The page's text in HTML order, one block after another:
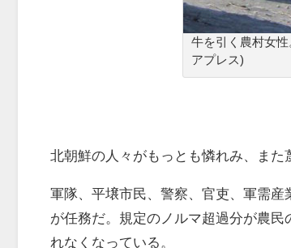
牛を引く農村女
アプレス)
北朝鮮の人々がもっとも憐れみ、また
軍隊、平壌市民、警察、官吏、軍需
が任務だ。規定のノルマ超過分が農
れなくなっている。